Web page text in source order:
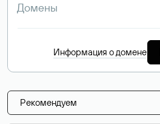
Информация о домене
Рекомендуем